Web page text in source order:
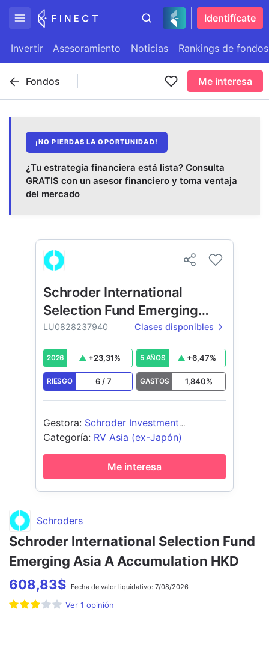
Identifícate
Invertir Asesoramiento Noticias Rankings de fondos
Fondos Me interesa
¡NO PIERDAS LA OPORTUNIDAD!
¿Tu estrategia financiera está lista? Consulta
GRATIS con un asesor financiero y toma ventaja
del mercado
Schroders
Schroder International Selection Fund
Emerging Asia A Accumulation HKD
608,83$ Fecha de valor liquidativo: 7/08/2026
Ver 1 opinión
Schroder International
Selection Fund Emerging
Asia
LU0828237940 Clases disponibles
2026 +23,31% 5 AÑOS +6,47%
RIESGO 6 /7 GASTOS 1,840%
Gestora: Schroder Investment
Management (Europe) S.A.
Categoría: RV Asia (ex-Japón)
Me interesa